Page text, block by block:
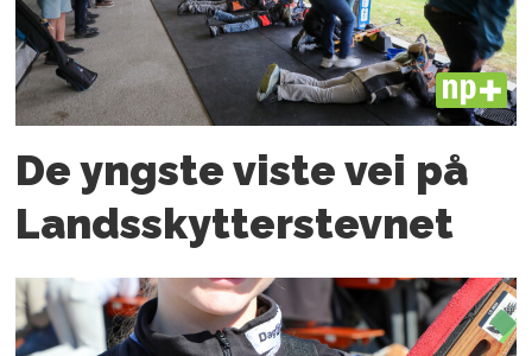
PLUS
De yngste viste vei på
Landsskytterstevnet